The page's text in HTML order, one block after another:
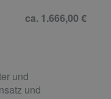
ca. 1.666,00 €
und
und